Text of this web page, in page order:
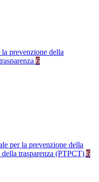
prevenzione della
6
per la prevenzione della
trasparenza (PTPCT) 6